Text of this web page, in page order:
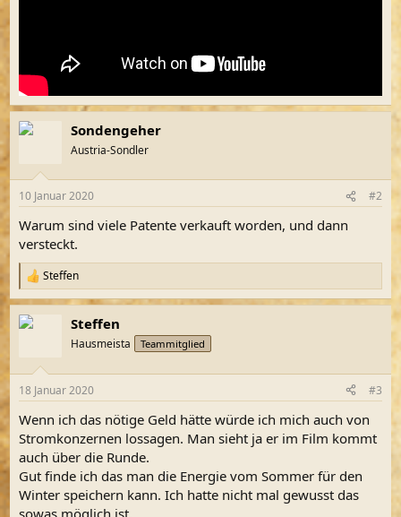
Sondengeher
Austria-Sondler
10 Januar 2020 #2
Warum sind viele Patente verkauft worden, und dann
versteckt.
R
e
a
k
e
:
Steffen
Steffen
Hausmeista Teammitglied
18 Januar 2020 #3
Wenn ich das nötige Geld hätte würde ich mich auch von
Stromkonzernen lossagen. Man sieht ja er im Film kommt
auch über die Runde.
Gut finde ich das man die Energie vom Sommer für den
Winter speichern kann. Ich hatte nicht mal gewusst das
sowas möglich ist.